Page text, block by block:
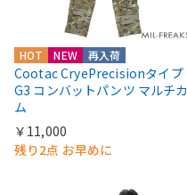
HOT NEW 再入荷
Cootac CryePrecisionタイプ
G3 コンバットパンツ マルチカ
ム
￥11,000
残り2点 お早めに